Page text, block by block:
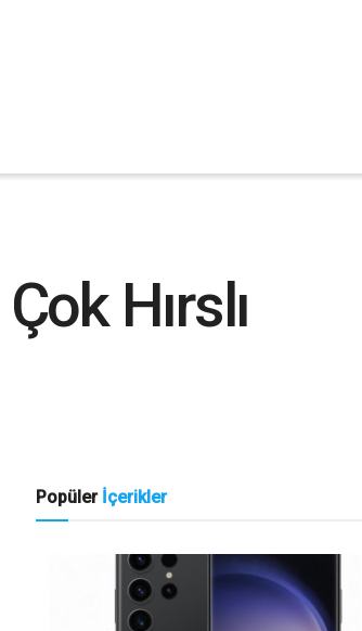
Hırslı
Popüler İçerikler